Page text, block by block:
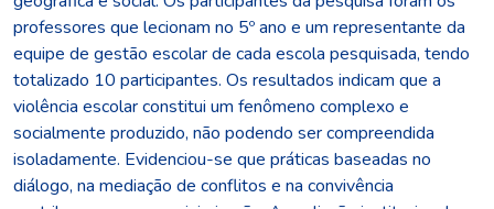
professores que lecionam no 5º ano e um representante da
equipe de gestão escolar de cada escola pesquisada, tendo
totalizado 10 participantes. Os resultados indicam que a
violência escolar constitui um fenômeno complexo e
socialmente produzido, não podendo ser compreendida
isoladamente. Evidenciou-se que práticas baseadas no
diálogo, na mediação de conflitos e na convivência